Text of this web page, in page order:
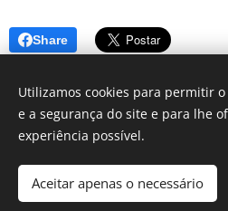
Share
Cookies
Utilizamos cookies para permitir
e a segurança do site e para lhe
experiência possível.
Aceitar apenas o necessário